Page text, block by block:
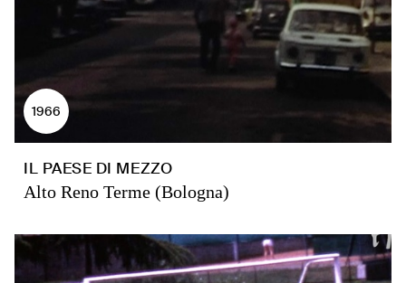
1966
IL PAESE DI MEZZO
Alto Reno Terme (Bologna)